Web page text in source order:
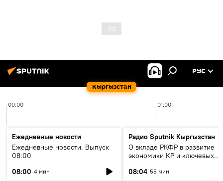
Кыргызстан
РУС
00:00 01:00
Ежедневные новости
Ежедневные новости. Выпуск
08:00
08:00 4 мин
Радио Sputnik Кыргызстан
О вкладе РКФР в развитие
экономики КР и ключевых
08:04 55 мин